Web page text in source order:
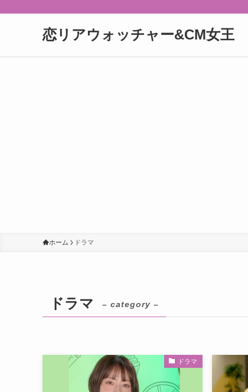
恋リアウォッチャー&CM女王
ホーム ドラマ
ドラマ – category –
ドラマ